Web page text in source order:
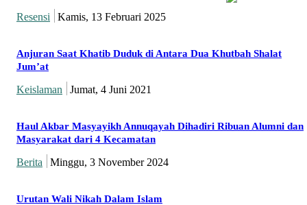
Resensi Kamis, 13 Februari 2025
Anjuran Saat Khatib Duduk di Antara Dua Khutbah Shalat
Jum’at
Keislaman Jumat, 4 Juni 2021
Haul Akbar Masyayikh Annuqayah Dihadiri Ribuan Alumni dan
Masyarakat dari 4 Kecamatan
Berita Minggu, 3 November 2024
Urutan Wali Nikah Dalam Islam